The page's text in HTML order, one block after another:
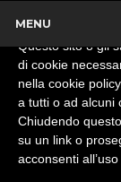
MENU
Informativa
Questo sito o gli
di cookie
nella cookie
a tutti o ad alcuni
Chiudendo
su un link o
acconsenti